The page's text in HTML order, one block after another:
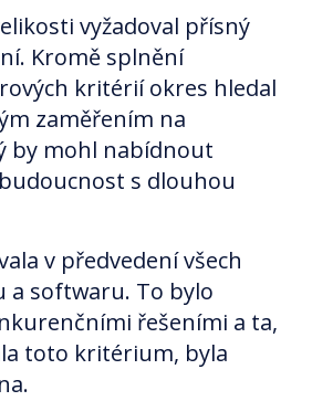
vyžadoval přísný
Kromě splnění
kritérií okres hledal
zaměřením na
by mohl nabídnout
s dlouhou
v předvedení všech
a softwaru. To bylo
řešeními a ta,
toto kritérium, byla